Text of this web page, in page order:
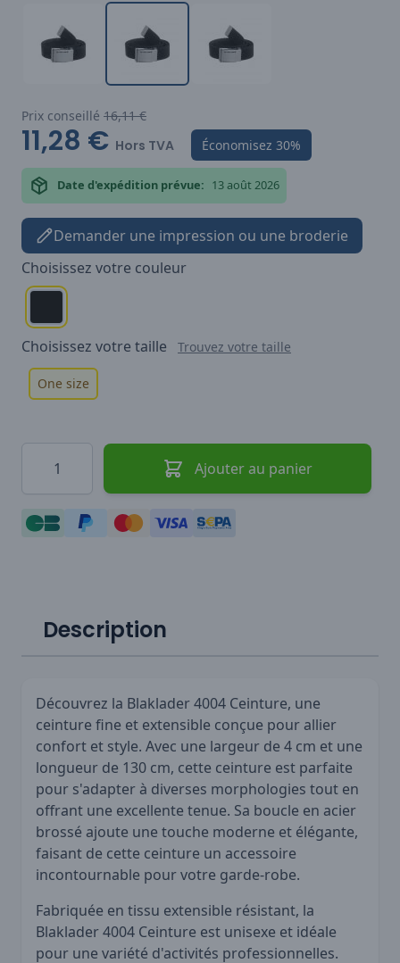
Prix conseillé 16,11 €
11,28 € Hors TVA Économisez 30%
Date d'expédition prévue: 13 août 2026
Demander une impression ou une broderie
Choisissez votre couleur
Choisissez votre taille Trouvez votre taille
One size
Ajouter au panier
Description
Découvrez la Blaklader 4004 Ceinture, une
ceinture fine et extensible conçue pour allier
confort et style. Avec une largeur de 4 cm et une
longueur de 130 cm, cette ceinture est parfaite
pour s'adapter à diverses morphologies tout en
offrant une excellente tenue. Sa boucle en acier
brossé ajoute une touche moderne et élégante,
faisant de cette ceinture un accessoire
incontournable pour votre garde-robe.
Fabriquée en tissu extensible résistant, la
Blaklader 4004 Ceinture est unisexe et idéale
pour une variété d'activités professionnelles.